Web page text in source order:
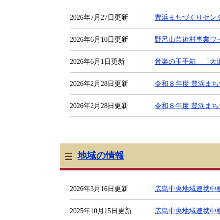
2026年7月27日更新 豊浜まちづくりセン
2026年6月10日更新 野呂山芸術村事業ワ
2026年6月1日更新 音楽の玉手箱 「大
2026年2月28日更新 令和８年度 豊浜ま
2026年2月28日更新 令和８年度 豊浜ま
地域の情報
2026年3月16日更新 広島中央地域連携中
2025年10月15日更新 広島中央地域連携中